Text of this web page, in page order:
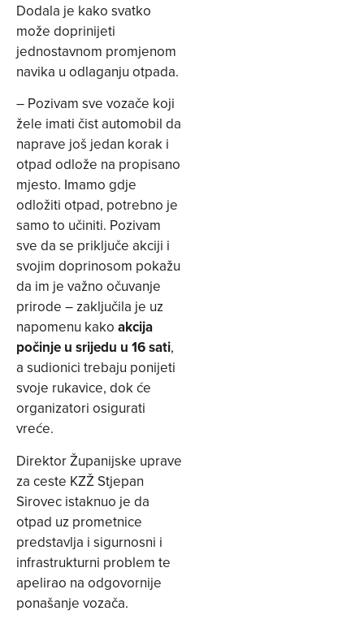
Dodala je kako svatko
može doprinijeti
jednostavnom promjenom
navika u odlaganju otpada.
– Pozivam sve vozače koji
žele imati čist automobil da
naprave još jedan korak i
otpad odlože na propisano
mjesto. Imamo gdje
odložiti otpad, potrebno je
samo to učiniti. Pozivam
sve da se priključe akciji i
svojim doprinosom pokažu
da im je važno očuvanje
prirode – zaključila je uz
napomenu kako akcija
počinje u srijedu u 16 sati,
a sudionici trebaju ponijeti
svoje rukavice, dok će
organizatori osigurati
vreće.
Direktor Županijske uprave
za ceste KZŽ Stjepan
Sirovec istaknuo je da
otpad uz prometnice
predstavlja i sigurnosni i
infrastrukturni problem te
apelirao na odgovornije
ponašanje vozača.